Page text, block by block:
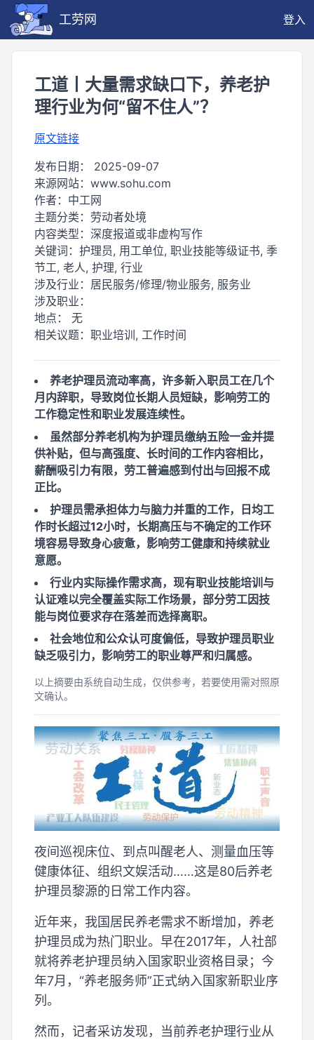
工劳网 登入
工道丨大量需求缺口下，养老护
理行业为何“留不住人”？
原文链接
发布日期： 2025-09-07
来源网站： www.sohu.com
作者： 中工网
主题分类： 劳动者处境
内容类型： 深度报道或非虚构写作
关键词： 护理员, 用工单位, 职业技能等级证书, 季
节工, 老人, 护理, 行业
涉及行业： 居民服务/修理/物业服务, 服务业
涉及职业：
地点： 无
相关议题： 职业培训, 工作时间
养老护理员流动率高，许多新入职员工在几个
月内辞职，导致岗位长期人员短缺，影响劳工的
工作稳定性和职业发展连续性。
虽然部分养老机构为护理员缴纳五险一金并提
供补贴，但与高强度、长时间的工作内容相比，
薪酬吸引力有限，劳工普遍感到付出与回报不成
正比。
护理员需承担体力与脑力并重的工作，日均工
作时长超过12小时，长期高压与不确定的工作环
境容易导致身心疲惫，影响劳工健康和持续就业
意愿。
行业内实际操作需求高，现有职业技能培训与
认证难以完全覆盖实际工作场景，部分劳工因技
能与岗位要求存在落差而选择离职。
社会地位和公众认可度偏低，导致护理员职业
缺乏吸引力，影响劳工的职业尊严和归属感。
以上摘要由系统自动生成，仅供参考，若要使用需对照原
文确认。
夜间巡视床位、到点叫醒老人、测量血压等
健康体征、组织文娱活动……这是80后养老
护理员黎源的日常工作内容。
近年来，我国居民养老需求不断增加，养老
护理员成为热门职业。早在2017年，人社部
就将养老护理员纳入国家职业资格目录；今
年7月，“养老服务师”正式纳入国家新职业序
列。
然而，记者采访发现，当前养老护理行业从